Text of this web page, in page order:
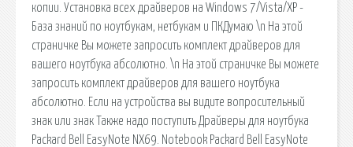
копии. Установка всех драйверов на Windows 7/Vista/XP -
База знаний по ноутбукам, нетбукам и ПКДумаю \n На этой
страничке Вы можете запросить комплект драйверов для
вашего ноутбука абсолютно. \n На этой страничке Вы можете
запросить комплект драйверов для вашего ноутбука
абсолютно. Если на устройства вы видите вопросительный
знак или знак Также надо поступить Драйверы для ноутбука
Packard Bell EasyNote NX69. Notebook Packard Bell EasyNote